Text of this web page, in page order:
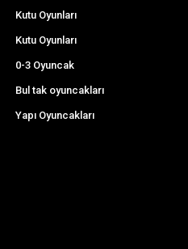
Kutu Oyunları
Kutu Oyunları
0-3 Oyuncak
Bul tak oyuncakları
Yapı Oyuncakları